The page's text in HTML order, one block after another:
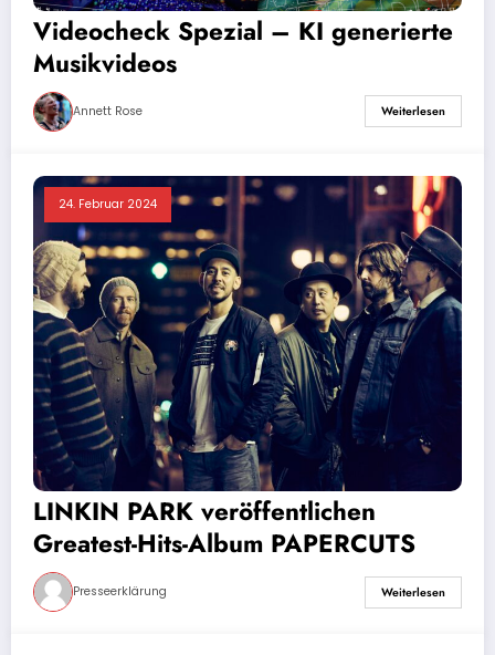
Videocheck Spezial – KI generierte
Musikvideos
Annett Rose Weiterlesen
24. Februar 2024
LINKIN PARK veröffentlichen
Greatest-Hits-Album PAPERCUTS
Presseerklärung Weiterlesen